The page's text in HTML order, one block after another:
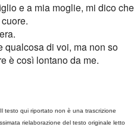
e a mia moglie, mi dico che
qualcosa di voi, ma non so
è così lontano da me.
testo qui riportato non è una trascrizione
rielaborazione del testo originale letto